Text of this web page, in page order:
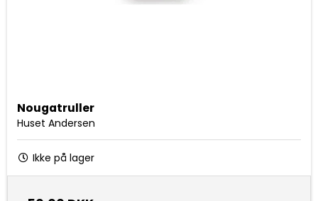
Nougatruller
Huset Andersen
Ikke på lager